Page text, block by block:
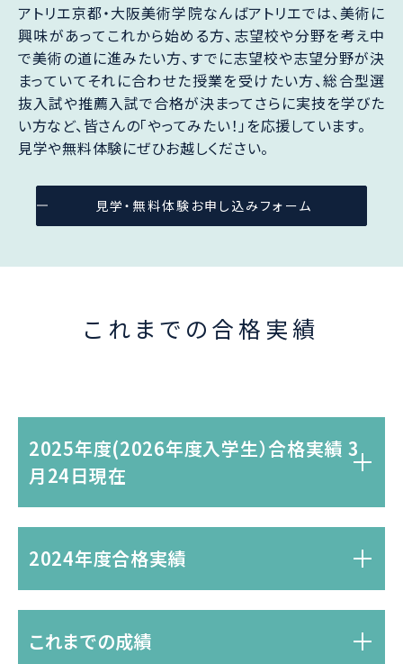
アトリエ京都・大阪美術学院なんばアトリエでは、美術に
興味があってこれから始める方、志望校や分野を考え中
で美術の道に進みたい方、すでに志望校や志望分野が決
まっていてそれに合わせた授業を受けたい方、総合型選
抜入試や推薦入試で合格が決まってさらに実技を学びた
い方など、皆さんの「やってみたい！」を応援しています。
見学や無料体験にぜひお越しください。
見学・無料体験お申し込みフォーム
これまでの合格実績
2025年度(2026年度入学生）合格実績 3
月24日現在
2024年度合格実績
これまでの成績